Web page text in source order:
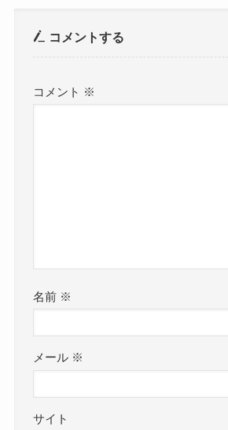
コメントする
コメント ※
名前 ※
メール ※
サイト